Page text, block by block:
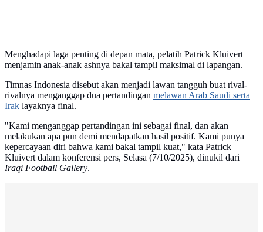
Menghadapi laga penting di depan mata, pelatih Patrick Kluivert
menjamin anak-anak ashnya bakal tampil maksimal di lapangan.
Timnas Indonesia disebut akan menjadi lawan tangguh buat rival-
rivalnya menganggap dua pertandingan melawan Arab Saudi serta
Irak layaknya final.
"Kami menganggap pertandingan ini sebagai final, dan akan
melakukan apa pun demi mendapatkan hasil positif. Kami punya
kepercayaan diri bahwa kami bakal tampil kuat," kata Patrick
Kluivert dalam konferensi pers, Selasa (7/10/2025), dinukil dari
Iraqi Football Gallery.